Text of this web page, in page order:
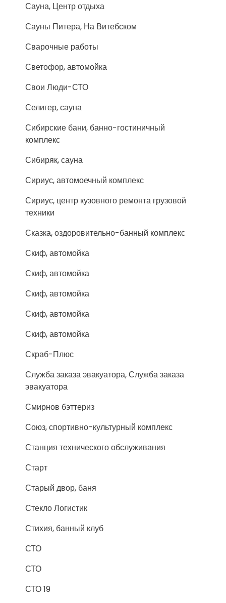
Сауна, Центр отдыха
Сауны Питера, На Витебском
Сварочные работы
Светофор, автомойка
Свои Люди-СТО
Селигер, сауна
Сибирские бани, банно-гостиничный
комплекс
Сибиряк, сауна
Сириус, автомоечный комплекс
Сириус, центр кузовного ремонта грузовой
техники
Сказка, оздоровительно-банный комплекс
Скиф, автомойка
Скиф, автомойка
Скиф, автомойка
Скиф, автомойка
Скиф, автомойка
Скраб-Плюс
Служба заказа эвакуатора, Служба заказа
эвакуатора
Смирнов бэттериз
Союз, спортивно-культурный комплекс
Станция технического обслуживания
Старт
Старый двор, баня
Стекло Логистик
Стихия, банный клуб
СТО
СТО
СТО 19